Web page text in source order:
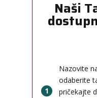
Naši
1
Nazovite
odaberite
pričekajte